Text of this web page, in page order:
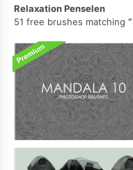
Relaxation Penselen
51 free brushes matching